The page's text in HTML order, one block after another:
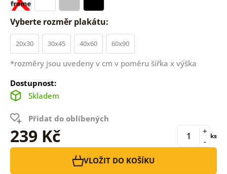
Vyberte rozměr plakátu:
20x30 30x45 40x60 60x90
*rozměry jsou uvedeny v cm v poměru šířka x výška
Dostupnost:
Skladem
Přidat do oblíbených
239 Kč -
+ ks
VLOŽIT DO KOŠÍKU